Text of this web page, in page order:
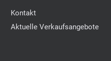
Kontakt
Aktuelle Verkaufsangebote